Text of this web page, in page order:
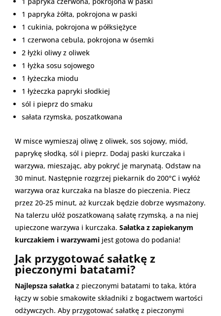
1 papryka żółta, pokrojona w paski
1 cukinia, pokrojona w półksiężyce
1 czerwona cebula, pokrojona w ósemki
2 łyżki oliwy z oliwek
1 łyżka sosu sojowego
1 łyżeczka miodu
1 łyżeczka papryki słodkiej
sól i pieprz do smaku
sałata rzymska, poszatkowana
W misce wymieszaj oliwę z oliwek, sos sojowy, miód,
paprykę słodką, sól i pieprz. Dodaj paski kurczaka i
warzywa, mieszając, aby pokryć je marynatą. Odstaw na
30 minut. Następnie rozgrzej piekarnik do 200°C i wyłóż
warzywa oraz kurczaka na blasze do pieczenia. Piecz
przez 20-25 minut, aż kurczak będzie dobrze wysmażony.
Na talerzu ułóż poszatkowaną sałatę rzymską, a na niej
upieczone warzywa i kurczaka. Sałatka z zapiekanym
kurczakiem i warzywami jest gotowa do podania!
Jak przygotować sałatkę z
pieczonymi batatami?
Najlepsza sałatka z pieczonymi batatami to taka, która
łączy w sobie smakowite składniki z bogactwem wartości
odżywczych. Aby przygotować sałatkę z pieczonymi